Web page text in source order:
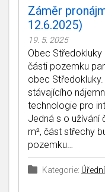
Záměr
12.6.2025)
19. 5. 2025
Obec
části pozemku
obec
stávajícího
technologie pro
Jedná s o užívání
m², část střechy
pozemku…
Kategorie: